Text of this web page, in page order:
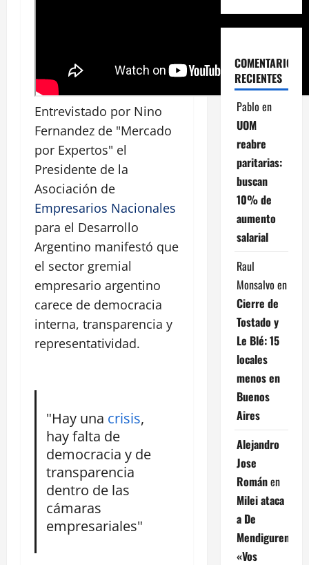
Entrevistado por Nino
Fernandez de "Mercado
por Expertos" el
Presidente de la
Asociación de
Empresarios Nacionales
para el Desarrollo
Argentino manifestó que
el sector gremial
empresario argentino
carece de democracia
interna, transparencia y
representatividad.
"Hay una crisis,
hay falta de
democracia y de
transparencia
dentro de las
cámaras
empresariales"
COMENTARIOS
RECIENTES
Pablo en
UOM
reabre
paritarias:
buscan
10% de
aumento
salarial
Raul
Monsalvo en
Cierre de
Tostado y
Le Blé: 15
locales
menos en
Buenos
Aires
Alejandro
Jose
Románen
Milei ataca
a De
Mendiguren:
«Vos